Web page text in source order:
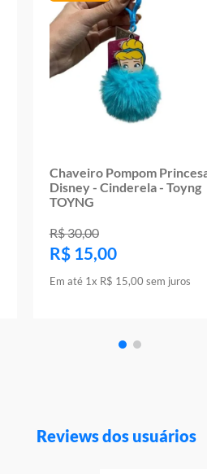
Chaveiro Pompom
Disney - Cinderela - Toyng
TOYNG
R$30,00
R$ 15,00
Em até 1x R$ 15,00 sem juros
Reviews dos usuários